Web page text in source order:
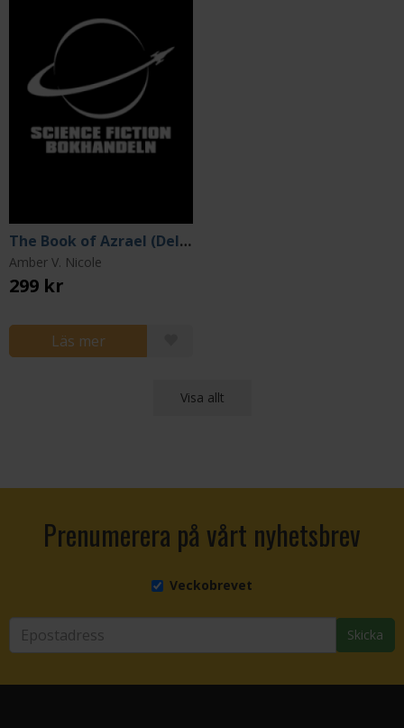
The Book of Azrael (Deluxe Edition)
Amber V. Nicole
299 kr
Läs mer
Visa allt
Prenumerera på vårt nyhetsbrev
Veckobrevet
Skicka